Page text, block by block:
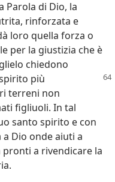
Parola di Dio, la
rinforzata e
loro quella forza o
per la giustizia che è
chiedono
più
terreni non
figliuoli. In tal
santo spirito e con
Dio onde aiuti a
pronti a rivendicare la